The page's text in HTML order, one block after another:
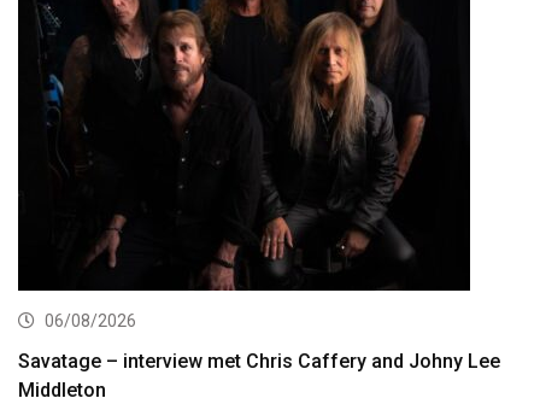
06/08/2026
Savatage – interview met Chris Caffery and Johny Lee
Middleton